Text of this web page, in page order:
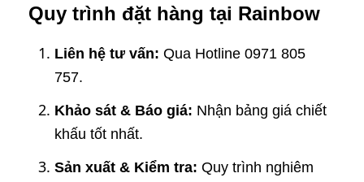
Quy trình đặt hàng tại Rainbow
Liên hệ tư vấn: Qua Hotline 0971 805
757.
Khảo sát & Báo giá: Nhận bảng giá chiết
khấu tốt nhất.
Sản xuất & Kiểm tra: Quy trình nghiêm